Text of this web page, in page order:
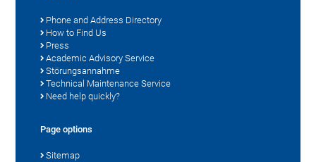
Phone and Address Directory
How to Find Us
Press
Academic Advisory Service
Störungsannahme
Technical Maintenance Service
Need help quickly?
Page options
Sitemap